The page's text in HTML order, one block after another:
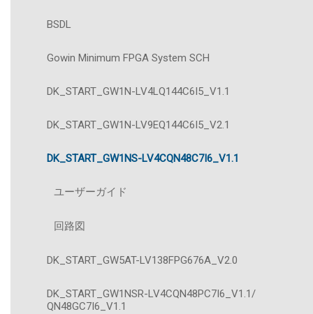
BSDL
Gowin Minimum FPGA System SCH
DK_START_GW1N-LV4LQ144C6I5_V1.1
DK_START_GW1N-LV9EQ144C6I5_V2.1
DK_START_GW1NS-LV4CQN48C7I6_V1.1
ユーザーガイド
回路図
DK_START_GW5AT-LV138FPG676A_V2.0
DK_START_GW1NSR-LV4CQN48PC7I6_V1.1/
QN48GC7I6_V1.1